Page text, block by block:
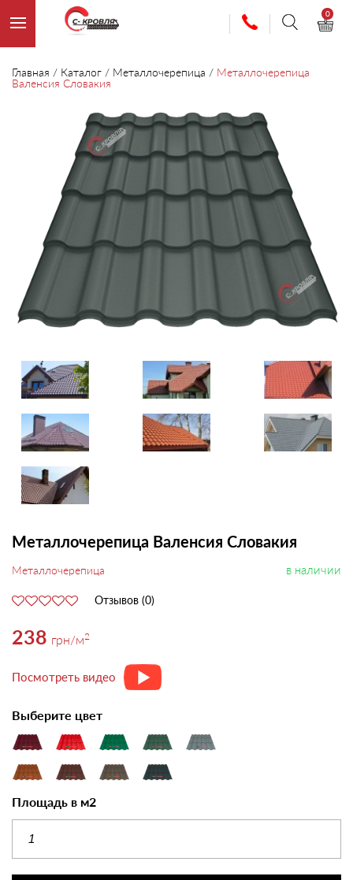
0
Главная / Каталог / Металлочерепица / Металлочерепица
Валенсия Словакия
Металлочерепица Валенсия Словакия
Металлочерепица в наличии
Отзывов (0)
238 грн/м2
Посмотреть видео
Выберите цвет
Площадь в м2